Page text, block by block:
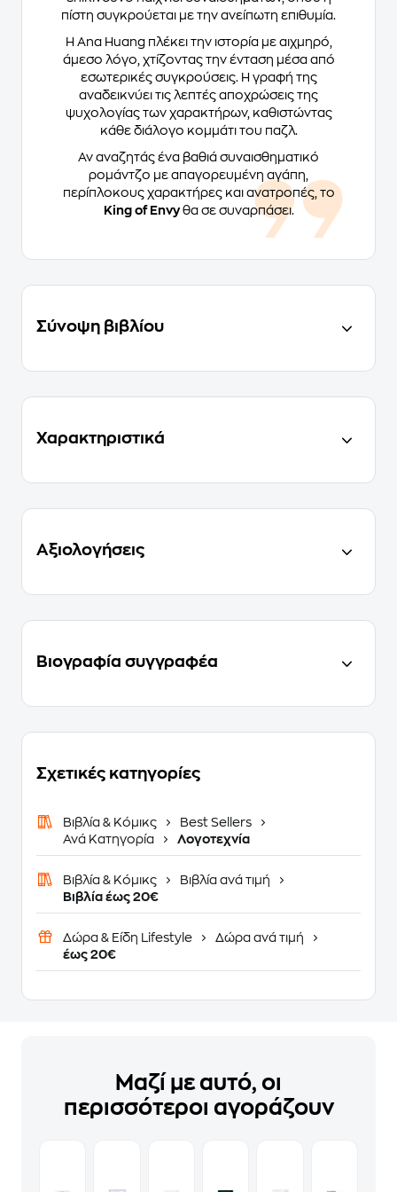
πίστη συγκρούεται με την ανείπωτη επιθυμία.
Η Ana Huang πλέκει την ιστορία με αιχμηρό,
άμεσο λόγο, χτίζοντας την ένταση μέσα από
εσωτερικές συγκρούσεις. Η γραφή της
αναδεικνύει τις λεπτές αποχρώσεις της
ψυχολογίας των χαρακτήρων, καθιστώντας
κάθε διάλογο κομμάτι του παζλ.
Αν αναζητάς ένα βαθιά συναισθηματικό
ρομάντζο με απαγορευμένη αγάπη,
περίπλοκους χαρακτήρες και ανατροπές, το
King of Envyθα σε συναρπάσει.
Σύνοψη βιβλίου
Χαρακτηριστικά
Αξιολογήσεις
Βιογραφία συγγραφέα
Σχετικές κατηγορίες
Βιβλία & Κόμικς
Best Sellers
Ανά Κατηγορία
Λογοτεχνία
Βιβλία & Κόμικς
Βιβλία ανά τιμή
Βιβλία έως 20€
Δώρα & Είδη Lifestyle
Δώρα ανά τιμή
έως 20€
Μαζί με αυτό, οι
περισσότεροι αγοράζουν